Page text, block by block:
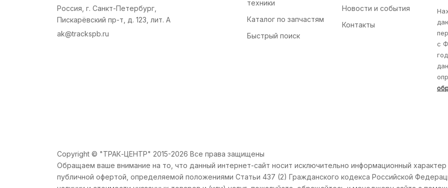
Россия, г. Санкт-Петербург,
Пискарёвский пр-т, д. 123, лит. А
ak@trackspb.ru
техники
Каталог по запчастям
Быстрый поиск
Новости и события
Контакты
с
Copyright © "ТРАК-ЦЕНТР" 2015-2026 Все права защищены
Обращаем ваше внимание на то, что данный интернет-сайт носит исключительно информационный характер
публичной офертой, определяемой положениями Статьи 437 (2) Гражданского кодекса Российской